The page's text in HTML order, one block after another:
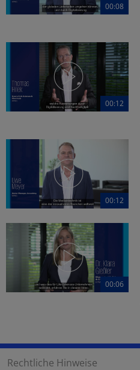
00:08
00:12
00:12
00:06
Rechtliche Hinweise